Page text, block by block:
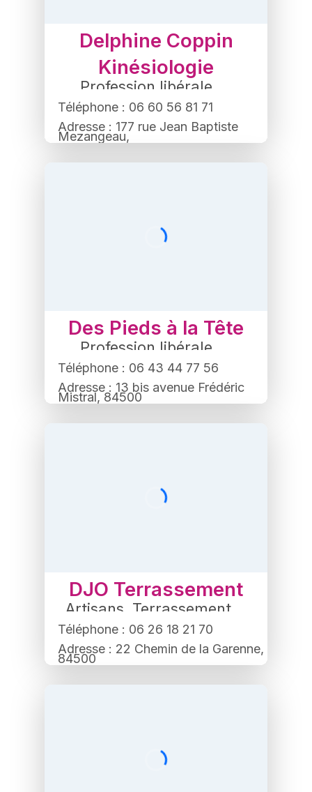
Delphine Coppin
Kinésiologie
Profession libérale
Thérapeute
Téléphone : 06 60 56 81 71
Adresse : 177 rue Jean Baptiste
Mezangeau,
Des Pieds à la Tête
Profession libérale
Médecine alternative
Téléphone : 06 43 44 77 56
Adresse : 13 bis avenue Frédéric
Mistral, 84500
DJO Terrassement
Artisans Terrassement
Téléphone : 06 26 18 21 70
Adresse : 22 Chemin de la Garenne,
84500